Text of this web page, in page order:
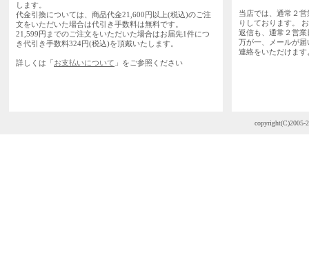
します。
代金引換については、商品代金21,600円以上(税込)のご注
文をいただいた場合は代引き手数料は無料です。
21,599円までのご注文をいただいた場合はお届先1件につ
き代引き手数料324円(税込)を頂戴いたします。
詳しくは「お支払いについて 」をご参照ください
当店では、通常２
りしております。
返信も、通常２営
万が一、メールが
連絡をいただけま
copyright(C)2005-